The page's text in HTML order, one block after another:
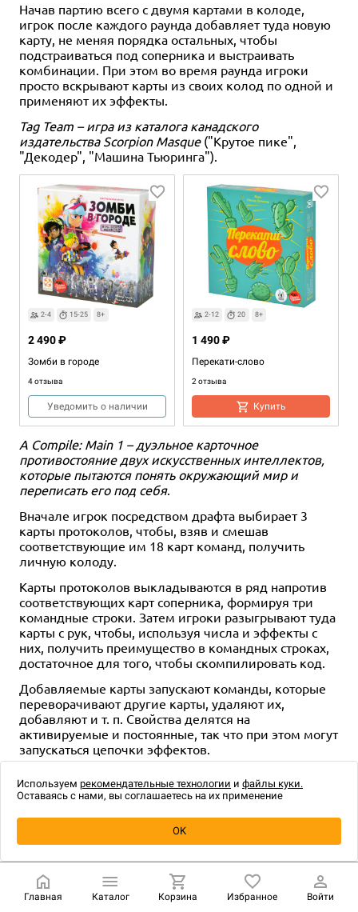
Начав партию всего с двумя картами в колоде,
игрок после каждого раунда добавляет туда новую
карту, не меняя порядка остальных, чтобы
подстраиваться под соперника и выстраивать
комбинации. При этом во время раунда игроки
просто вскрывают карты из своих колод по одной и
применяют их эффекты.
Tag Team – игра из каталога канадского
издательства Scorpion Masque("Крутое пике",
"Декодер", "Машина Тьюринга").
2-4 15-25 8+
Зомби в городе
4 отзыва
2 490 ₽
Уведомить о наличии
2-12 20 8+
Перекати-слово
2 отзыва
1 490 ₽
Купить
3-7 25+ 12+
Не бомбани!
1 990 ₽
Уведомить о наличии
Мастер Слов
1 отзыв
1 490 ₽
Уведомить о наличии
А Compile: Main 1 – дуэльное карточное
противостояние двух искусственных интеллектов,
которые пытаются понять окружающий мир и
переписать его под себя.
Вначале игрок посредством драфта выбирает 3
карты протоколов, чтобы, взяв и смешав
соответствующие им 18 карт команд, получить
личную колоду.
Карты протоколов выкладываются в ряд напротив
соответствующих карт соперника, формируя три
командные строки. Затем игроки разыгрывают туда
карты с рук, чтобы, используя числа и эффекты с
них, получить преимущество в командных строках,
достаточное для того, чтобы скомпилировать код.
Добавляемые карты запускают команды, которые
переворачивают другие карты, удаляют их,
добавляют и т. п. Свойства делятся на
активируемые и постоянные, так что при этом могут
запускаться цепочки эффектов.
все сыгранные туда карты сбрасываются, а карты
добираются из колоды только через эффекты карт
или пропуск хода.
Compile – дебютный проект Майкла Янга, который
уже принёс ему золото немецкой премии Die
Goldene Tatze ("Золотая лапа"), а также Origins
Awards в номинации "Лучший конструируемый
игровой набор с фиксированным составом".
Главная Каталог Корзина Избранное Войти
Используем рекомендательные технологии и файлы куки.
Оставаясь с нами, вы соглашаетесь на их применение
OK